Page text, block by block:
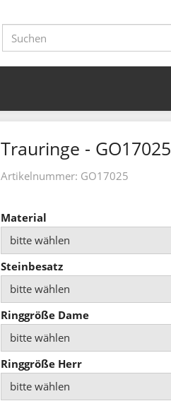
Trauringe - GO17025
Artikelnummer: GO17025
Material
bitte wählen
Steinbesatz
bitte wählen
Ringgröße Dame
bitte wählen
Ringgröße Herr
bitte wählen